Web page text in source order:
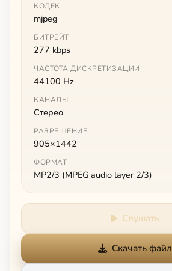
КОДЕК
mjpeg
БИТРЕЙТ
277 kbps
ЧАСТОТА ДИСКРЕТИЗАЦИИ
44100 Hz
КАНАЛЫ
Стерео
РАЗРЕШЕНИЕ
905×1442
ФОРМАТ
MP2/3 (MPEG audio layer 2/3)
Слушать
Скачать файл